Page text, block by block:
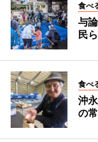
食べ
与
民
食べ
沖
の